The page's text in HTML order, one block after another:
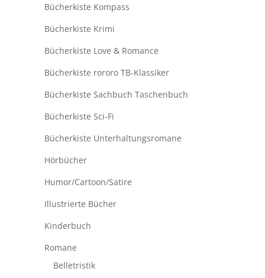
Bücherkiste Kompass
Bücherkiste Krimi
Bücherkiste Love & Romance
Bücherkiste rororo TB-Klassiker
Bücherkiste Sachbuch Taschenbuch
Bücherkiste Sci-Fi
Bücherkiste Unterhaltungsromane
Hörbücher
Humor/Cartoon/Satire
Illustrierte Bücher
Kinderbuch
Romane
Belletristik